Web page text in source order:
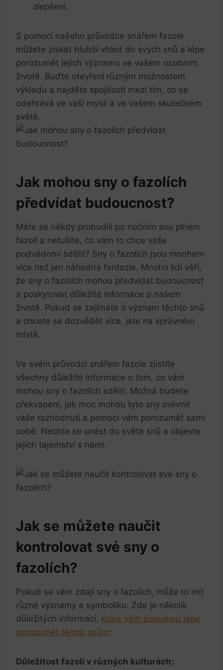
zlepšení.
S pomocí našeho průvodce snářem fazole
můžete získat hlubší vhled do svých snů a lépe
porozumět jejich významu ve vašem osobním
životě. Buďte otevření různým možnostem
výkladu a najděte spojitosti mezi tím, co se
odehrává ve vaší mysli a ve vašem skutečném
světě.
Jak mohou sny o fazolích
předvídat budoucnost?
Máte se někdy probudili po nočním snu plném
fazolí a netušíte, co vám to chce vaše
podvědomí sdělit? Sny o fazolích jsou mnohem
více než jen náhodná fantazie. Mnoho lidí věří,
že sny o fazolích mohou předvídat budoucnost
a poskytovat důležité informace o našem
životě. Pokud se zajímáte o význam těchto snů
a chcete se dozvědět více, jste na správném
místě.
Ve svém průvodci snářem fazole zjistíte
všechny důležité informace o tom, co vám
mohou sny o fazolích sdělit. Možná budete
překvapeni, jak moc mohou tyto sny ovlivnit
vaše rozhodnutí a pomoci vám porozumět sami
sobě. Nechte se unést do světa snů a objevte
jejich tajemství s námi.
Jak se můžete naučit
kontrolovat své sny o
fazolích?
Pokud se vám zdají sny o fazolích, může to mít
různé významy a symboliku. Zde je několik
důležitých informací, které vám pomohou lépe
porozumět těmto snům:
Důležitost fazolí v různých kulturách: